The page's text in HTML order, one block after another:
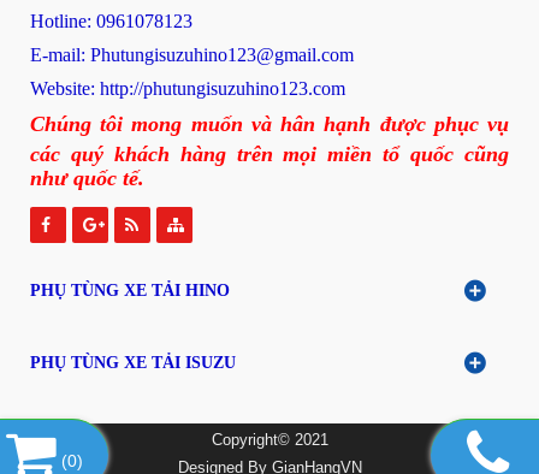
Hotline: 0961078123
E-mail: Phutungisuzuhino123@gmail.com
Website: http://phutungisuzuhino123.com
Chúng tôi mong muốn và hân hạnh được phục vụ
các quý khách hàng trên mọi miền tổ quốc cũng
như quốc tế.
PHỤ TÙNG XE TẢI HINO
PHỤ TÙNG XE TẢI ISUZU
Copyright© 2021
Designed By GianHangVN
(0)